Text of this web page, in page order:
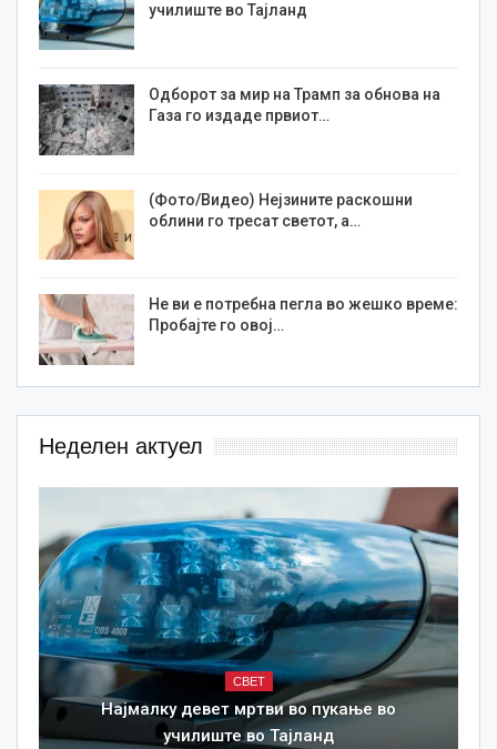
училиште во Тајланд
Одборот за мир на Трамп за обнова на
Газа го издаде првиот…
(Фото/Видео) Нејзините раскошни
облини го тресат светот, а…
Не ви е потребна пегла во жешко време:
Пробајте го овој…
Неделен актуел
СВЕТ
Најмалку девет мртви во пукање во
училиште во Тајланд